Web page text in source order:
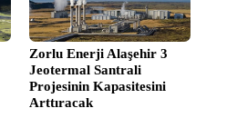
Zorlu Enerji Alaşehir 3
Jeotermal Santrali
Projesinin Kapasitesini
Arttıracak